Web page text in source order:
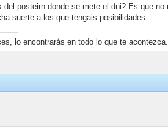
del posteirn donde se mete el dni? Es que
suerte a los que tengais posibilidades.
lo encontrarás en todo lo que te acontezca.